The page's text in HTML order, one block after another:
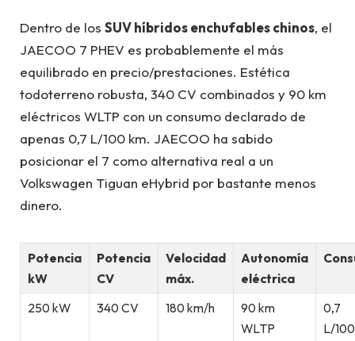
Dentro de los SUV híbridos enchufables chinos, el
JAECOO 7 PHEV es probablemente el más
equilibrado en precio/prestaciones. Estética
todoterreno robusta, 340 CV combinados y 90 km
eléctricos WLTP con un consumo declarado de
apenas 0,7 L/100 km. JAECOO ha sabido
posicionar el 7 como alternativa real a un
Volkswagen Tiguan eHybrid por bastante menos
dinero.
Potencia
kW
Potencia
CV
Velocidad
máx.
Autonomía
eléctrica
250 kW 340 CV 180 km/h
90 km
WLTP
0,7
L/